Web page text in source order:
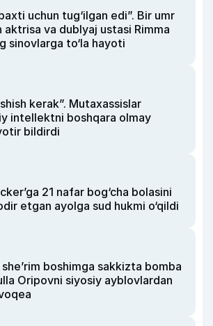
uchun tug‘ilgan edi”. Bir umr
va dublyaj ustasi Rimma
sinovlarga to‘la hayoti
kerak”. Mutaxassislar
intellektni boshqara olmay
bildirdi
21 nafar bog‘cha bolasini
etgan ayolga sud hukmi o‘qildi
boshimga sakkizta bomba
Oripovni siyosiy ayblovlardan